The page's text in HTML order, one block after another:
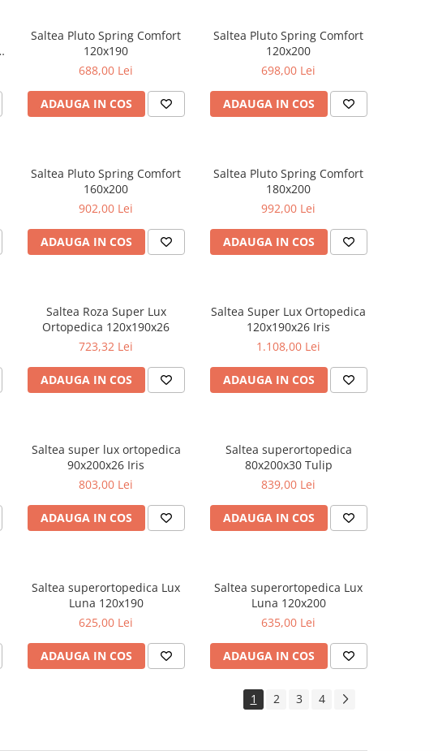
Saltea Pluto Spring Comfort
120x190
688,00 Lei
ADAUGA IN COS
Saltea Pluto Spring Comfort
120x200
698,00 Lei
ADAUGA IN COS
Saltea Pluto Spring Comfort
160x200
902,00 Lei
ADAUGA IN COS
Saltea Pluto Spring Comfort
180x200
992,00 Lei
ADAUGA IN COS
Saltea Roza Super Lux
Ortopedica 120x190x26
723,32 Lei
ADAUGA IN COS
Saltea Super Lux Ortopedica
120x190x26 Iris
1.108,00 Lei
ADAUGA IN COS
Saltea super lux ortopedica
90x200x26 Iris
803,00 Lei
ADAUGA IN COS
Saltea superortopedica
80x200x30 Tulip
839,00 Lei
ADAUGA IN COS
Saltea superortopedica Lux
Luna 120x190
625,00 Lei
ADAUGA IN COS
Saltea superortopedica Lux
Luna 120x200
635,00 Lei
ADAUGA IN COS
1 2 3 4